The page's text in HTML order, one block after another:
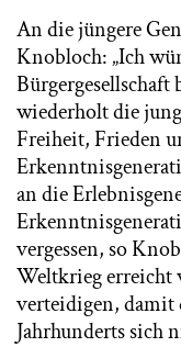
An die jüngere
Knobloch: „Ich
wiederholt die
Freiheit, Frieden
an die
vergessen, so
Weltkrieg erreicht
verteidigen, damit
Jahrhunderts sich